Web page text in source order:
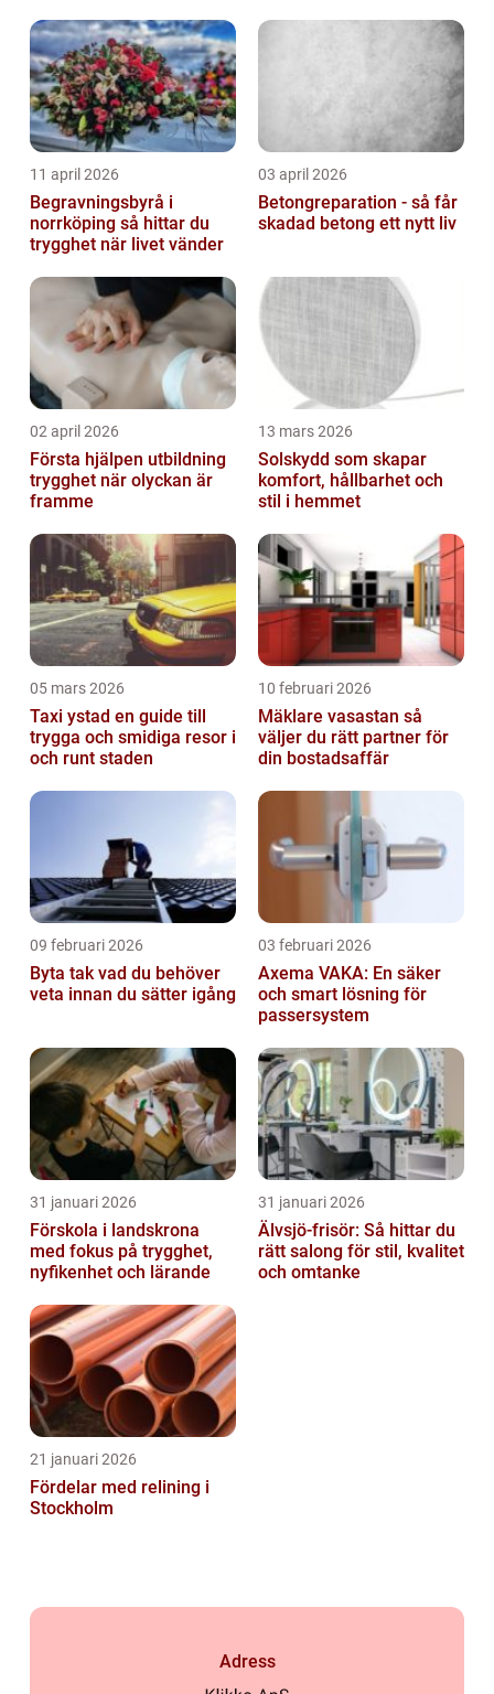
11 april 2026
Begravningsbyrå i
norrköping så hittar du
trygghet när livet vänder
03 april 2026
Betongreparation - så får
skadad betong ett nytt liv
02 april 2026
Första hjälpen utbildning
trygghet när olyckan är
framme
13 mars 2026
Solskydd som skapar
komfort, hållbarhet och
stil i hemmet
05 mars 2026
Taxi ystad en guide till
trygga och smidiga resor i
och runt staden
10 februari 2026
Mäklare vasastan så
väljer du rätt partner för
din bostadsaffär
09 februari 2026
Byta tak vad du behöver
veta innan du sätter igång
03 februari 2026
Axema VAKA: En säker
och smart lösning för
passersystem
31 januari 2026
Förskola i landskrona
med fokus på trygghet,
nyfikenhet och lärande
31 januari 2026
Älvsjö-frisör: Så hittar du
rätt salong för stil, kvalitet
och omtanke
21 januari 2026
Fördelar med relining i
Stockholm
Adress